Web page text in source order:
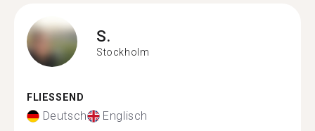
S.
Stockholm
FLIESSEND
Deutsch Englisch